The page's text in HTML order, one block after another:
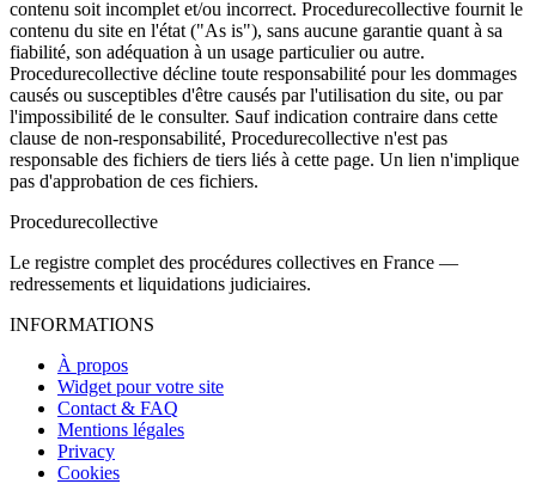
contenu soit incomplet et/ou incorrect. Procedurecollective fournit le
contenu du site en l'état ("As is"), sans aucune garantie quant à sa
fiabilité, son adéquation à un usage particulier ou autre.
Procedurecollective décline toute responsabilité pour les dommages
causés ou susceptibles d'être causés par l'utilisation du site, ou par
l'impossibilité de le consulter. Sauf indication contraire dans cette
clause de non-responsabilité, Procedurecollective n'est pas
responsable des fichiers de tiers liés à cette page. Un lien n'implique
pas d'approbation de ces fichiers.
Procedurecollective
Le registre complet des procédures collectives en France —
redressements et liquidations judiciaires.
INFORMATIONS
À propos
Widget pour votre site
Contact & FAQ
Mentions légales
Privacy
Cookies